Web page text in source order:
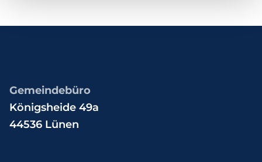
Gemeindebüro
Königsheide 49a
44536 Lünen